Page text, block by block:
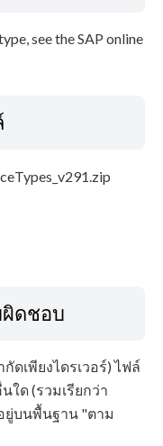
see the SAP online
ดชอบ
ดเพียงไดรเวอร์) ไฟล์
ใด (รวมเรียกว่า
ยู่บนพื้นฐาน "ตาม